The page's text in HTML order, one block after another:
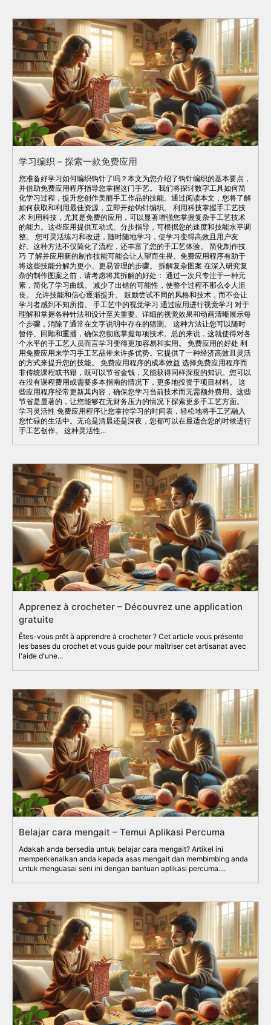
学习编织 – 探索一款免费应用
您准备好学习如何编织钩针了吗？本文为您介绍了钩针编织的基本要点，
并借助免费应用程序指导您掌握这门手艺。 我们将探讨数字工具如何简
化学习过程，提升您创作美丽手工作品的技能。通过阅读本文，您将了解
如何获取和利用最佳资源，立即开始钩针编织。 利用科技掌握手工艺技
术 利用科技，尤其是免费的应用，可以显著增强您掌握复杂手工艺技术
的能力。这些应用提供互动式、分步指导，可根据您的速度和技能水平调
整。 您可灵活练习和改进，随时随地学习，使学习变得高效且用户友
好。这种方法不仅简化了流程，还丰富了您的手工艺体验。 简化制作技
巧 了解并应用新的制作技能可能会让人望而生畏。免费应用程序有助于
将这些技能分解为更小、更易管理的步骤。 拆解复杂图案 在深入研究复
杂的制作图案之前，请考虑将其拆解的好处： 通过一次只专注于一种元
素，简化了学习曲线。 减少了出错的可能性，使整个过程不那么令人沮
丧。 允许技能和信心逐渐提升。 鼓励尝试不同的风格和技术，而不会让
学习者感到不知所措。 手工艺中的视觉学习 通过应用进行视觉学习 对于
理解和掌握各种针法和设计至关重要。详细的视觉效果和动画清晰展示每
个步骤，消除了通常在文字说明中存在的猜测。 这种方法让您可以随时
暂停、回顾和重播，确保您彻底掌握每项技术。总的来说，这就使得对各
个水平的手工艺人员而言学习变得更加容易和实用。 免费应用的好处 利
用免费应用来学习手工艺品带来许多优势。它提供了一种经济高效且灵活
的方式来提升您的技能。 免费应用程序的成本效益 选择免费应用程序而
非传统课程或书籍，既可以节省金钱，又能获得同样深度的知识。您可以
在没有课程费用或需要多本指南的情况下，更多地投资于项目材料。 这
些应用程序经常更新其内容，确保您学习当前技术而无需额外费用。这些
节省是显著的，让您能够在无财务压力的情况下探索更多手工艺方面。
学习灵活性 免费应用程序让您掌控学习的时间表，轻松地将手工艺融入
您忙碌的生活中。无论是清晨还是深夜，您都可以在最适合您的时候进行
手工艺创作。 这种灵活性...
Apprenez à crocheter – Découvrez une application
gratuite
Êtes-vous prêt à apprendre à crocheter ? Cet article vous présente
les bases du crochet et vous guide pour maîtriser cet artisanat avec
l'aide d'une...
Belajar cara mengait – Temui Aplikasi Percuma
Adakah anda bersedia untuk belajar cara mengait? Artikel ini
memperkenalkan anda kepada asas mengait dan membimbing anda
untuk menguasai seni ini dengan bantuan aplikasi percuma....